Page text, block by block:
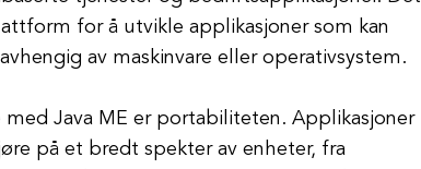
for å utvikle applikasjoner som kan
av maskinvare eller operativsystem.
med Java ME er portabiliteten. Applikasjoner
på et bredt spekter av enheter, fra